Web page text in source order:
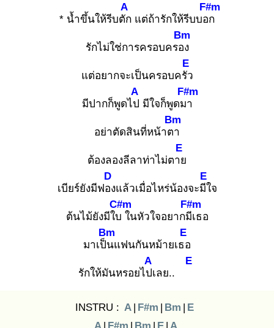
* น้ำขึ้นให้รีบตัก
A
แต่ถ้ารักให้รีบบอก
F#m
รักไม่ใช่การครอบครอง
Bm
แต่อยากจะเป็นครอบครัว
E
มีปากก็พูดไป
A
มีใจก็พูดมา
F#m
อย่าตัดสินที่หน้าตา
Bm
ต้องลองลีลาท่าไม่ตาย
E
เบียร์ยังมีฟอง
D
แล้วเมื่อไหร่น้องจะมีใ
E
จ
ต้นไม้ยังมีใบ
C#m
ในหัวใจอยากมีเ
F#m
ธอ
มาเป็น
Bm
แฟนกันหม้ายเธอ
E
รักให้มันหรอยไปเ
A
ลย..
E
INSTRU : A | F#m | Bm | E
A | F#m | Bm | E | A